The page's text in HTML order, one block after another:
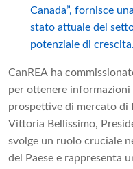
Canada”, fornisce
stato attuale del
potenziale di crescita.
CanREA ha
per ottenere informazioni
prospettive di mercato di
Vittoria Bellissimo,
svolge un ruolo cruciale
del Paese e rappresenta